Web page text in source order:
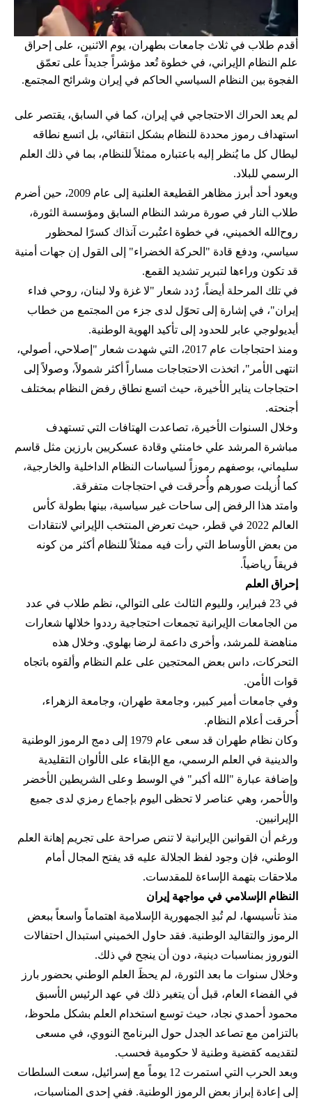
أقدم طلاب في ثلاث جامعات بطهران، يوم الاثنين، على إحراق
علم النظام الإيراني، في خطوة تُعد مؤشراً جديداً على تعمّق
الفجوة بين النظام السياسي الحاكم في إيران وشرائح المجتمع.
لم يعد الحراك الاحتجاجي في إيران، كما في السابق، يقتصر على
استهداف رموز محددة للنظام بشكل انتقائي، بل اتسع نطاقه
ليطال كل ما يُنظر إليه باعتباره ممثلاً للنظام، بما في ذلك العلم
الرسمي للبلاد.
ويعود أحد أبرز مظاهر القطيعة العلنية إلى عام 2009، حين أضرم
طلاب النار في صورة مرشد النظام السابق ومؤسسة الثورة،
روح‌الله الخميني، في خطوة اعتُبرت آنذاك كسرًا لمحظور
سياسي، ودفع قادة "الحركة الخضراء" إلى القول إن جهات أمنية
قد تكون وراءها لتبرير تشديد القمع.
في تلك المرحلة أيضاً، رُدد شعار "لا غزة ولا لبنان، روحي فداء
إيران"، في إشارة إلى تحوّل لدى جزء من المجتمع من خطاب
أيديولوجي عابر للحدود إلى تأكيد الهوية الوطنية.
ومنذ احتجاجات عام 2017، التي شهدت شعار "إصلاحي، أصولي،
انتهى الأمر"، اتخذت الاحتجاجات مساراً أكثر شمولاً، وصولاً إلى
احتجاجات يناير الأخيرة، حيث اتسع نطاق رفض النظام بمختلف
أجنحته.
وخلال السنوات الأخيرة، تصاعدت الهتافات التي تستهدف
مباشرة المرشد علي خامنئي وقادة عسكريين بارزين مثل قاسم
سليماني، بوصفهم رموزاً لسياسات النظام الداخلية والخارجية،
كما أُزيلت صورهم وأُحرقت في احتجاجات متفرقة.
وامتد هذا الرفض إلى ساحات غير سياسية، بينها بطولة كأس
العالم 2022 في قطر، حيث تعرض المنتخب الإيراني لانتقادات
من بعض الأوساط التي رأت فيه ممثلاً للنظام أكثر من كونه
فريقاً رياضياً.
إحراق العلم
في 23 فبراير، ولليوم الثالث على التوالي، نظم طلاب في عدد
من الجامعات الإيرانية تجمعات احتجاجية رددوا خلالها شعارات
مناهضة للمرشد، وأخرى داعمة لرضا بهلوي. وخلال هذه
التحركات، داس بعض المحتجين على علم النظام وألقوه باتجاه
قوات الأمن.
وفي جامعات أمير كبير، وجامعة طهران، وجامعة الزهراء،
أُحرقت أعلام النظام.
وكان نظام طهران قد سعى عام 1979 إلى دمج الرموز الوطنية
والدينية في العلم الرسمي، مع الإبقاء على الألوان التقليدية
وإضافة عبارة "الله أكبر" في الوسط وعلى الشريطين الأخضر
والأحمر، وهي عناصر لا تحظى اليوم بإجماع رمزي لدى جميع
الإيرانيين.
ورغم أن القوانين الإيرانية لا تنص صراحة على تجريم إهانة العلم
الوطني، فإن وجود لفظ الجلالة عليه قد يفتح المجال أمام
ملاحقات بتهمة الإساءة للمقدسات.
النظام الإسلامي في مواجهة إيران
منذ تأسيسها، لم تُبدِ الجمهورية الإسلامية اهتماماً واسعاً ببعض
الرموز والتقاليد الوطنية. فقد حاول الخميني استبدال احتفالات
النوروز بمناسبات دينية، دون أن ينجح في ذلك.
وخلال سنوات ما بعد الثورة، لم يحظَ العلم الوطني بحضور بارز
في الفضاء العام، قبل أن يتغير ذلك في عهد الرئيس الأسبق
محمود أحمدي‌ نجاد، حيث توسع استخدام العلم بشكل ملحوظ،
بالتزامن مع تصاعد الجدل حول البرنامج النووي، في مسعى
لتقديمه كقضية وطنية لا حكومية فحسب.
وبعد الحرب التي استمرت 12 يوماً مع إسرائيل، سعت السلطات
إلى إعادة إبراز بعض الرموز الوطنية. ففي إحدى المناسبات،